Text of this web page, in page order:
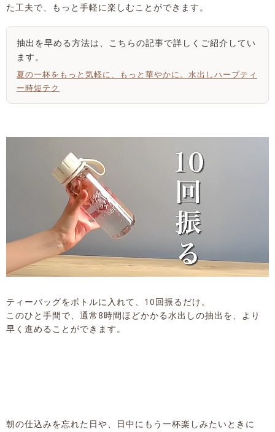
た工夫で、もっと手軽に楽しむことができます。
抽出を早める方法は、こちらの記事で詳しくご紹介してい
ます。
夏の一杯をもっと気軽に、もっと華やかに。水出しハーブティ
ー時短テク
ティーバッグをボトルに入れて、10回振るだけ。
このひと手間で、通常8時間ほどかかる水出しの抽出を、より
早く進めることができます。
朝の仕込みを忘れた日や、日中にもう一杯楽しみたいときに